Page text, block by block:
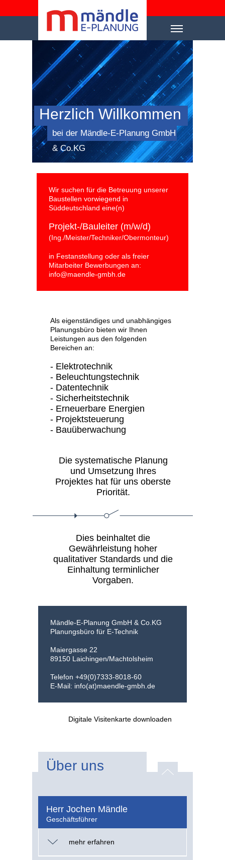
Über uns
Leistungen
Ausstattung
Referenzen
Plotten & Scannen
Kontakt
Impressum
Herzlich Willkommen
bei der Mändle-E-Planung GmbH
& Co.KG
Wir suchen für die Betreuung unserer
Baustellen vorwiegend in
Süddeutschland eine(n)
Projekt-/Bauleiter (m/w/d)
(Ing./Meister/Techniker/Obermonteur)
in Festanstellung oder als freier
Mitarbeiter Bewerbungen an:
info@maendle-gmbh.de
Als eigenständiges und unabhängiges
Planungsbüro bieten wir Ihnen
Leistungen aus den folgenden
Bereichen an:
- Elektrotechnik
- Beleuchtungstechnik
- Datentechnik
- Sicherheitstechnik
- Erneuerbare Energien
- Projektsteuerung
- Bauüberwachung
Die systematische Planung
und Umsetzung Ihres
Projektes hat für uns oberste
Priorität.
Dies beinhaltet die
Gewährleistung hoher
qualitativer Standards und die
Einhaltung terminlicher
Vorgaben.
Mändle-E-Planung GmbH & Co.KG
Planungsbüro für E-Technik
Maiergasse 22
89150 Laichingen/Machtolsheim
Telefon +49(0)7333-8018-60
E-Mail: info(at)maendle-gmbh.de
Digitale Visitenkarte downloaden
Über uns
Herr Jochen Mändle
Geschäftsführer
mehr erfahren